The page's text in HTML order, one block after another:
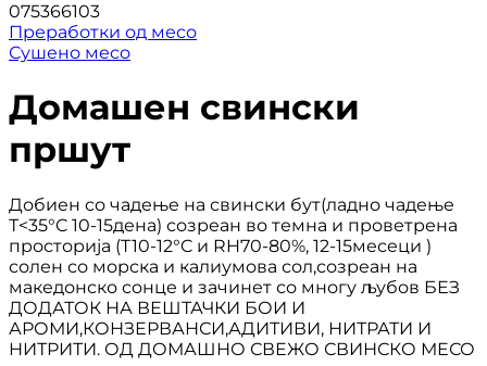
075366103
Преработки од месо
Сушено месо
Домашен свински
пршут
Добиен со чадење на свински бут(ладно чадење
Т<35°C 10-15дена) созреан во темна и проветрена
просторија (T10-12°C и RH70-80%, 12-15месеци )
солен со морска и калиумова сол,созреан на
македонско сонце и зачинет со многу љубов БЕЗ
ДОДАТОК НА ВЕШТАЧКИ БОИ И
АРОМИ,КОНЗЕРВАНСИ,АДИТИВИ, НИТРАТИ И
НИТРИТИ. ОД ДОМАШНО СВЕЖО СВИНСКО МЕСО